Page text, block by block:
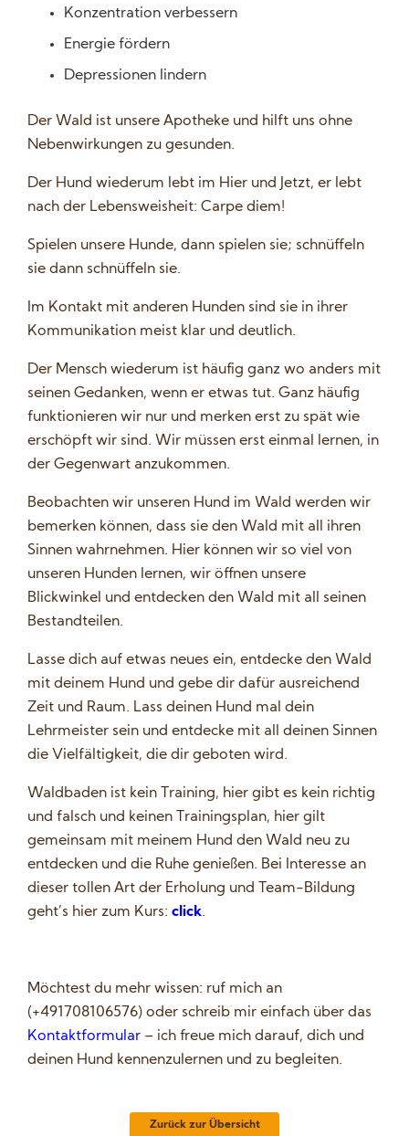
Konzentration verbessern
Energie fördern
Depressionen lindern
Der Wald ist unsere Apotheke und hilft uns ohne
Nebenwirkungen zu gesunden.
Der Hund wiederum lebt im Hier und Jetzt, er lebt
nach der Lebensweisheit: Carpe diem!
Spielen unsere Hunde, dann spielen sie; schnüffeln
sie dann schnüffeln sie.
Im Kontakt mit anderen Hunden sind sie in ihrer
Kommunikation meist klar und deutlich.
Der Mensch wiederum ist häufig ganz wo anders mit
seinen Gedanken, wenn er etwas tut. Ganz häufig
funktionieren wir nur und merken erst zu spät wie
erschöpft wir sind. Wir müssen erst einmal lernen, in
der Gegenwart anzukommen.
Beobachten wir unseren Hund im Wald werden wir
bemerken können, dass sie den Wald mit all ihren
Sinnen wahrnehmen. Hier können wir so viel von
unseren Hunden lernen, wir öffnen unsere
Blickwinkel und entdecken den Wald mit all seinen
Bestandteilen.
Lasse dich auf etwas neues ein, entdecke den Wald
mit deinem Hund und gebe dir dafür ausreichend
Zeit und Raum. Lass deinen Hund mal dein
Lehrmeister sein und entdecke mit all deinen Sinnen
die Vielfältigkeit, die dir geboten wird.
Waldbaden ist kein Training, hier gibt es kein richtig
und falsch und keinen Trainingsplan, hier gilt
gemeinsam mit meinem Hund den Wald neu zu
entdecken und die Ruhe genießen. Bei Interesse an
dieser tollen Art der Erholung und Team-Bildung
geht’s hier zum Kurs:click.
Möchtest du mehr wissen: ruf mich an
(+491708106576) oder schreib mir einfach über das
Kontaktformular – ich freue mich darauf, dich und
deinen Hund kennenzulernen und zu begleiten.
Zurück zur Übersicht